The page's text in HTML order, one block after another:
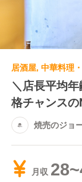
＼店長平均
格チャンスの
焼売のジョ
月収